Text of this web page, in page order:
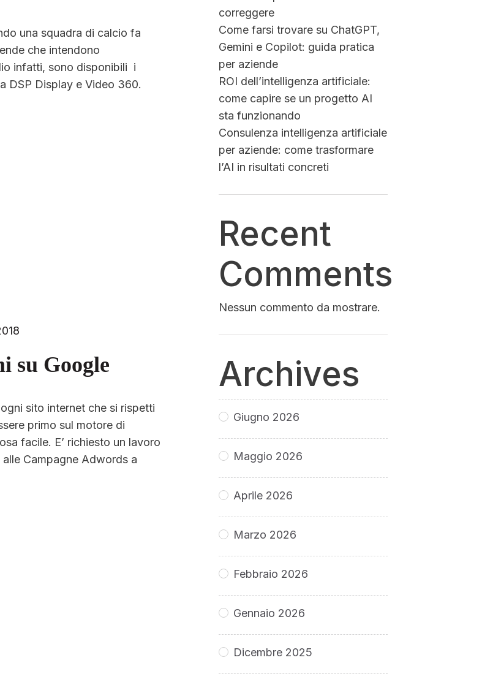
una squadra di calcio fa
che intendono
infatti, sono disponibili i
DSP Display e Video 360.
su Google
sito internet che si rispetti
primo sul motore di
facile. E’ richiesto un lavoro
Campagne Adwords a
correggere
Come farsi trovare su ChatGPT,
Gemini e Copilot: guida pratica
per aziende
ROI dell’intelligenza artificiale:
come capire se un progetto AI
sta funzionando
Consulenza intelligenza artificiale
per aziende: come trasformare
l’AI in risultati concreti
Recent
Comments
Nessun commento da mostrare.
Archives
Giugno 2026
Maggio 2026
Aprile 2026
Marzo 2026
Febbraio 2026
Gennaio 2026
Dicembre 2025